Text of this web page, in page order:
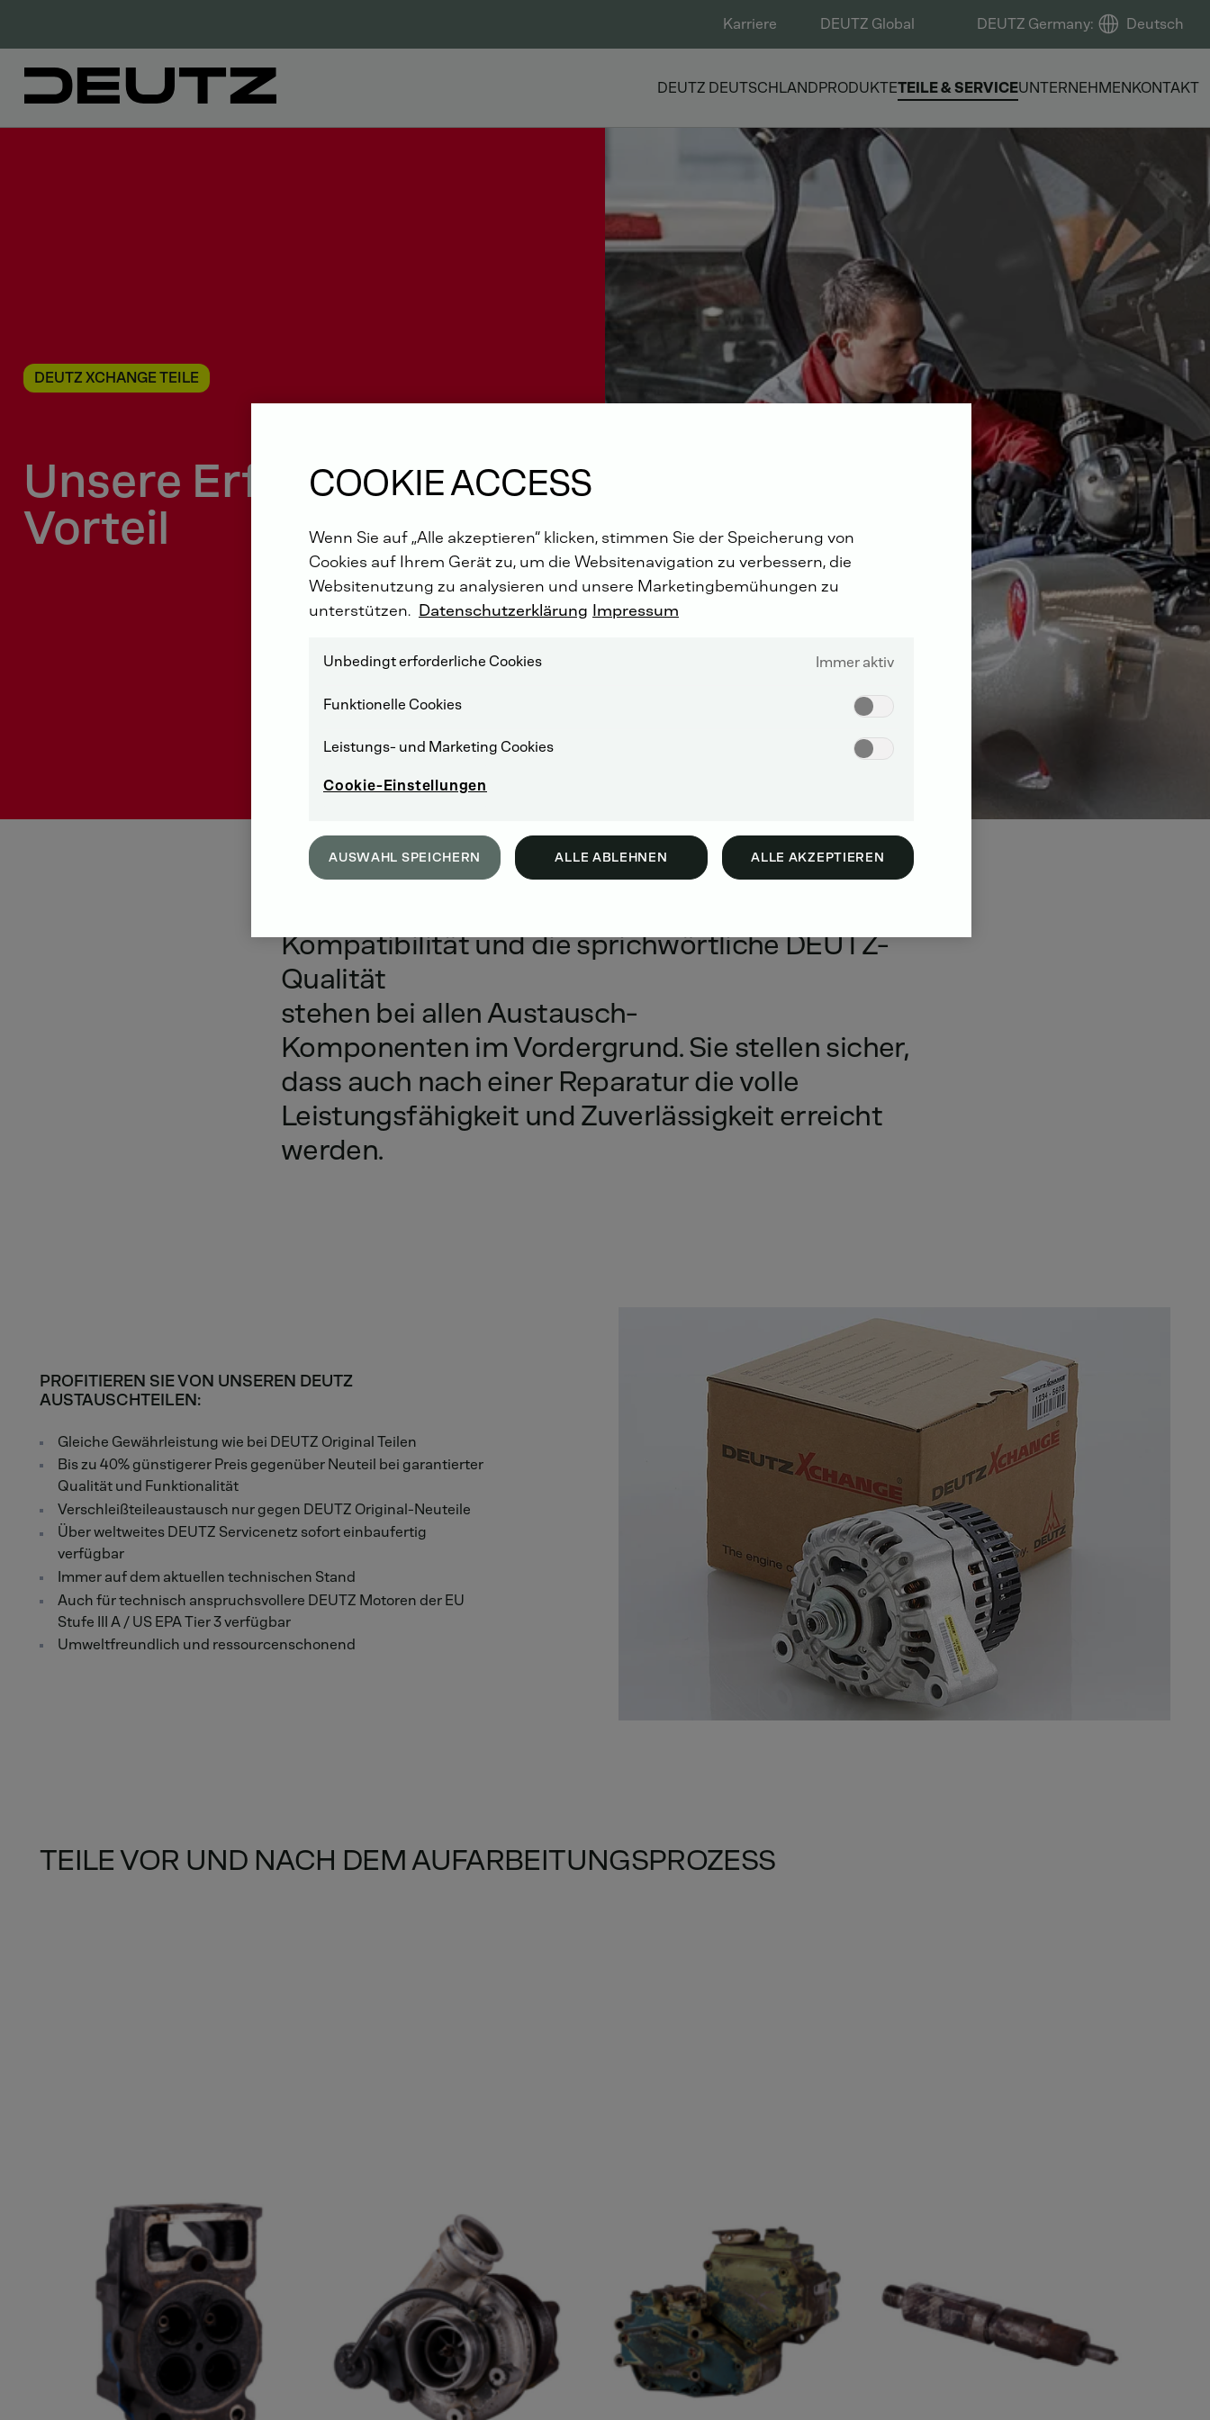
Karriere DEUTZ Global DEUTZ Germany: Deutsch
DEUTZ DEUTSCHLANDPRODUKTETEILE & SERVICEUNTERNEHMENKONTAKT
DEUTZ XCHANGE TEILE
Unsere Erfahrung - Ihr
Vorteil
KompatibilitätunddiesprichwörtlicheDEUTZ-
Qualität
stehen bei allenAustausch-
Komponenten imVordergrund.Sie stellen sicher,
dass auch nach einer Reparaturdie volle
Leistungsfähigkeit und Zuverlässigkeit erreicht
werden.
PROFITIEREN SIE VON UNSEREN DEUTZ
AUSTAUSCHTEILEN:
Gleiche Gewährleistung wie bei DEUTZ Original Teilen
Bis zu 40% günstigerer Preis gegenüber Neuteil bei garantierter
Qualität und Funktionalität
Verschleißteileaustausch nur gegen DEUTZ Original-Neuteile
Über weltweites DEUTZ Servicenetz sofort einbaufertig
verfügbar
Immer auf dem aktuellen technischen Stand
Auch für technisch anspruchsvollere DEUTZ Motoren der EU
Stufe III A / US EPA Tier 3 verfügbar
Umweltfreundlich und ressourcenschonend
TEILE VOR UND NACH DEM AUFARBEITUNGSPROZESS
COOKIE ACCESS
Wenn Sie auf „Alle akzeptieren“ klicken, stimmen Sie der Speicherung von
Cookies auf Ihrem Gerät zu, um die Websitenavigation zu verbessern, die
Websitenutzung zu analysieren und unsere Marketingbemühungen zu
unterstützen. Datenschutzerklärung Impressum
Unbedingt erforderliche Cookies Immer aktiv
Funktionelle Cookies
Leistungs- und Marketing Cookies
Cookie-Einstellungen
AUSWAHL SPEICHERN ALLE ABLEHNEN ALLE AKZEPTIEREN